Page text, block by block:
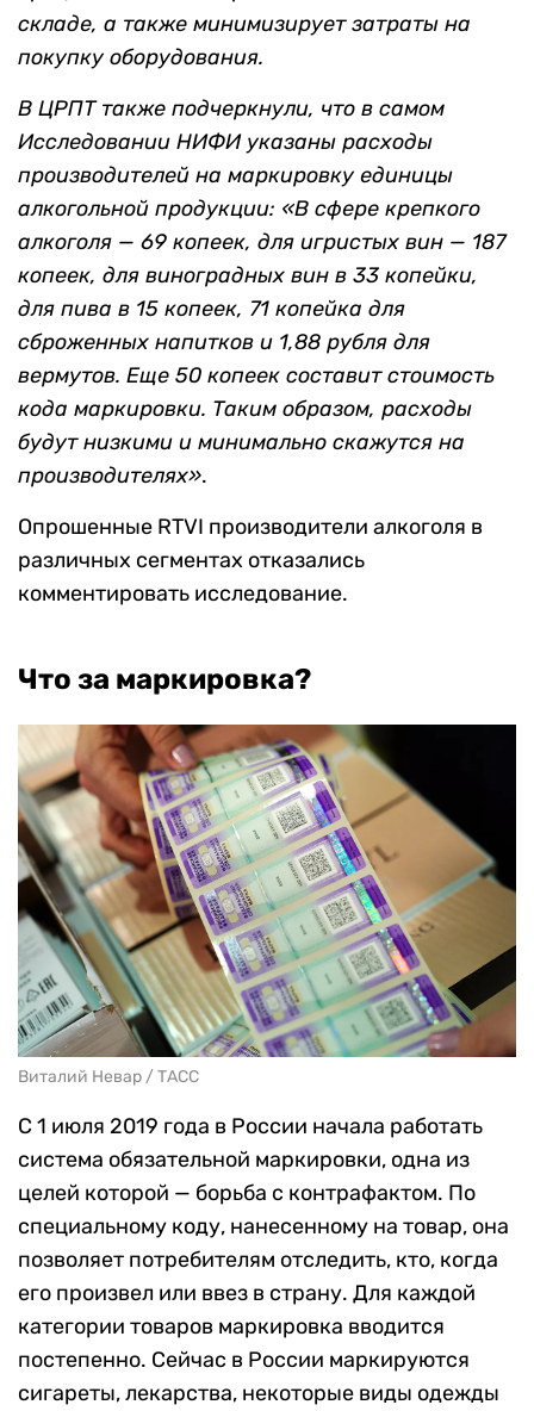
складе, а также минимизирует затраты на
покупку оборудования.
В ЦРПТ также подчеркнули, что в самом
Исследовании НИФИ указаны расходы
производителей на маркировку единицы
алкогольной продукции: «В сфере крепкого
алкоголя — 69 копеек, для игристых вин — 187
копеек, для виноградных вин в 33 копейки,
для пива в 15 копеек, 71 копейка для
сброженных напитков и 1,88 рубля для
вермутов. Еще 50 копеек составит стоимость
кода маркировки. Таким образом, расходы
будут низкими и минимально скажутся на
производителях».
Опрошенные RTVI производители алкоголя в
различных сегментах отказались
комментировать исследование.
Что за маркировка?
Виталий Невар / ТАСС
С 1 июля 2019 года в России начала работать
система обязательной маркировки, одна из
целей которой — борьба с контрафактом. По
специальному коду, нанесенному на товар, она
позволяет потребителям отследить, кто, когда
его произвел или ввез в страну. Для каждой
категории товаров маркировка вводится
постепенно. Сейчас в России маркируются
сигареты, лекарства, некоторые виды одежды